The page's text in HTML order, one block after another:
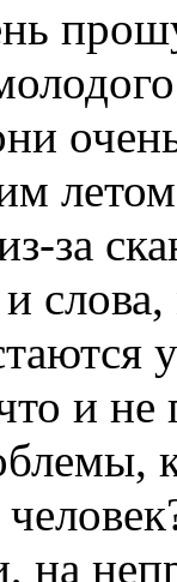
за
и
на